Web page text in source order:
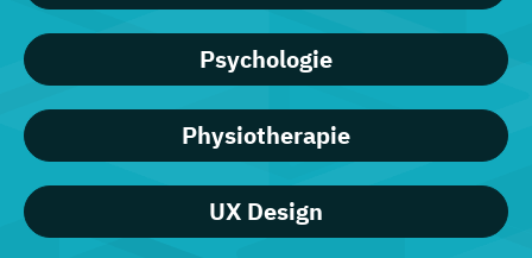
Psychologie
Physiotherapie
UX Design